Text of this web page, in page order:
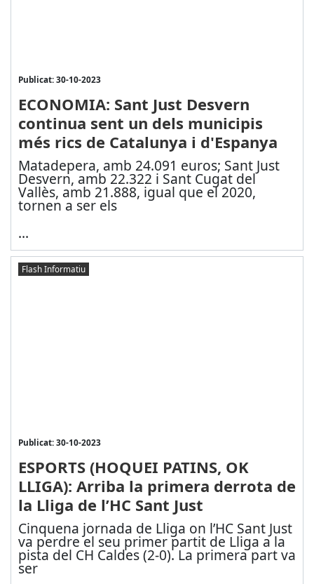
Publicat: 30-10-2023
ECONOMIA: Sant Just Desvern
continua sent un dels municipis
més rics de Catalunya i d'Espanya
Matadepera, amb 24.091 euros; Sant Just
Desvern, amb 22.322 i Sant Cugat del
Vallès, amb 21.888, igual que el 2020,
tornen a ser els
...
Flash Informatiu
Publicat: 30-10-2023
ESPORTS (HOQUEI PATINS, OK
LLIGA): Arriba la primera derrota de
la Lliga de l’HC Sant Just
Cinquena jornada de Lliga on l’HC Sant Just
va perdre el seu primer partit de Lliga a la
pista del CH Caldes (2-0). La primera part va
ser